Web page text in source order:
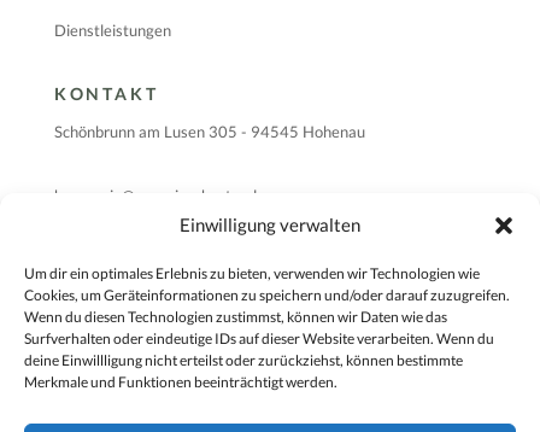
Einwilligung verwalten
Um dir ein optimales Erlebnis zu bieten, verwenden wir Technologien wie
Cookies, um Geräteinformationen zu speichern und/oder darauf zuzugreifen.
Wenn du diesen Technologien zustimmst, können wir Daten wie das
Surfverhalten oder eindeutige IDs auf dieser Website verarbeiten. Wenn du
deine Einwillligung nicht erteilst oder zurückziehst, können bestimmte
Merkmale und Funktionen beeinträchtigt werden.
Dienstleistungen
KONTAKT
Schönbrunn am Lusen 305 - 94545 Hohenau
hsenergie@energieschuster.de
ENERGIEBERATUNG HEINRICH
SCHUSTER
Wir sind zuverlässiger Partner in Sachen Energieberatung,